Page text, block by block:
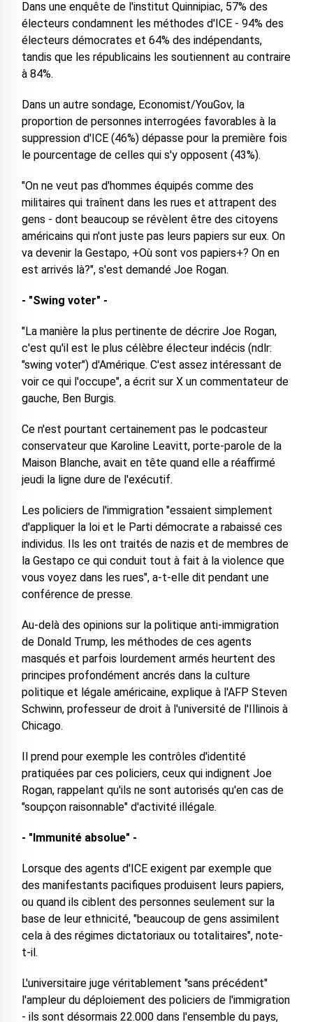
Dans une enquête de l'institut Quinnipiac, 57% des
électeurs condamnent les méthodes d'ICE - 94% des
électeurs démocrates et 64% des indépendants,
tandis que les républicains les soutiennent au contraire
à 84%.
Dans un autre sondage, Economist/YouGov, la
proportion de personnes interrogées favorables à la
suppression d'ICE (46%) dépasse pour la première fois
le pourcentage de celles qui s'y opposent (43%).
"On ne veut pas d'hommes équipés comme des
militaires qui traînent dans les rues et attrapent des
gens - dont beaucoup se révèlent être des citoyens
américains qui n'ont juste pas leurs papiers sur eux. On
va devenir la Gestapo, +Où sont vos papiers+? On en
est arrivés là?", s'est demandé Joe Rogan.
- "Swing voter" -
"La manière la plus pertinente de décrire Joe Rogan,
c'est qu'il est le plus célèbre électeur indécis (ndlr:
"swing voter") d'Amérique. C'est assez intéressant de
voir ce qui l'occupe", a écrit sur X un commentateur de
gauche, Ben Burgis.
Ce n'est pourtant certainement pas le podcasteur
conservateur que Karoline Leavitt, porte-parole de la
Maison Blanche, avait en tête quand elle a réaffirmé
jeudi la ligne dure de l'exécutif.
Les policiers de l'immigration "essaient simplement
d'appliquer la loi et le Parti démocrate a rabaissé ces
individus. Ils les ont traités de nazis et de membres de
la Gestapo ce qui conduit tout à fait à la violence que
vous voyez dans les rues", a-t-elle dit pendant une
conférence de presse.
Au-delà des opinions sur la politique anti-immigration
de Donald Trump, les méthodes de ces agents
masqués et parfois lourdement armés heurtent des
principes profondément ancrés dans la culture
politique et légale américaine, explique à l'AFP Steven
Schwinn, professeur de droit à l'université de l'Illinois à
Chicago.
Il prend pour exemple les contrôles d'identité
pratiquées par ces policiers, ceux qui indignent Joe
Rogan, rappelant qu'ils ne sont autorisés qu'en cas de
"soupçon raisonnable" d'activité illégale.
- "Immunité absolue" -
Lorsque des agents d'ICE exigent par exemple que
des manifestants pacifiques produisent leurs papiers,
ou quand ils ciblent des personnes seulement sur la
base de leur ethnicité, "beaucoup de gens assimilent
cela à des régimes dictatoriaux ou totalitaires", note-
t-il.
L'universitaire juge véritablement "sans précédent"
l'ampleur du déploiement des policiers de l'immigration
- ils sont désormais 22.000 dans l'ensemble du pays,